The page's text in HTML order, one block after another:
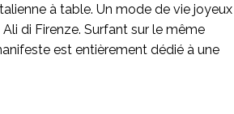
à table. Un mode de vie joyeux
di Firenze. Surfant sur le même
est entièrement dédié à une